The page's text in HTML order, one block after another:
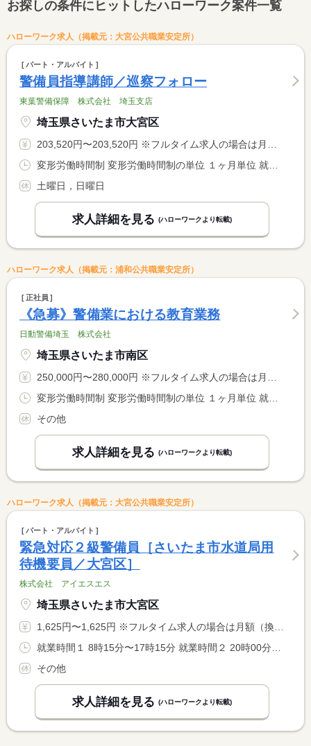
お探しの条件にヒットしたハローワーク案件一覧
ハローワーク求人（掲載元：大宮公共職業安定所）
パート・アルバイト
警備員指導講師／巡察フォロー
東葉警備保障 株式会社 埼玉支店
埼玉県さいたま市大宮区
203,520円〜203,520円 ※フルタイム求人の場合は月額（換算額）、パート求人の場合は時間額を表示しています。
土曜日，日曜日
求人詳細を見る (ハローワークより転載)
ハローワーク求人（掲載元：浦和公共職業安定所）
正社員
《急募》警備業における教育業務
日動警備埼玉 株式会社
埼玉県さいたま市南区
250,000円〜280,000円 ※フルタイム求人の場合は月額（換算額）、パート求人の場合は時間額を表示しています。
その他
求人詳細を見る (ハローワークより転載)
ハローワーク求人（掲載元：大宮公共職業安定所）
パート・アルバイト
緊急対応２級警備員［さいたま市水道局用
待機要員／大宮区］
株式会社 アイエスエス
埼玉県さいたま市大宮区
1,625円〜1,625円 ※フルタイム求人の場合は月額（換算額）、パート求人の場合は時間額を表示しています。
その他
求人詳細を見る (ハローワークより転載)